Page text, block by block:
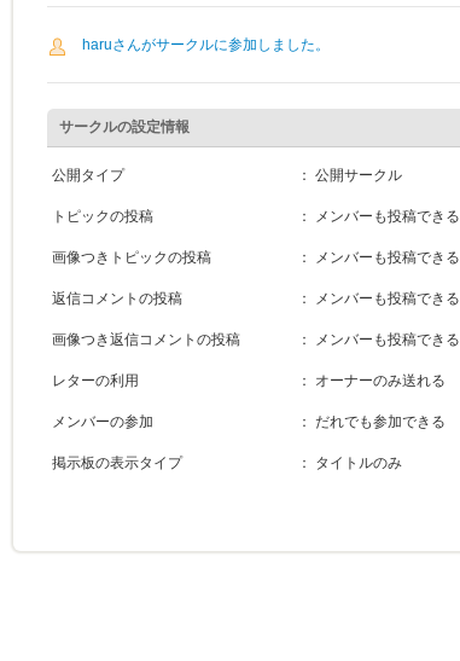
haruさんがサークルに参加しました。
サークルの設定情報
公開タイプ ： 公開サークル
トピックの投稿 ： メンバーも投稿できる
画像つきトピックの投稿 ： メンバーも投稿できる
返信コメントの投稿 ： メンバーも投稿できる
画像つき返信コメントの投稿 ： メンバーも投稿できる
レターの利用 ： オーナーのみ送れる
メンバーの参加 ： だれでも参加できる
掲示板の表示タイプ ： タイトルのみ